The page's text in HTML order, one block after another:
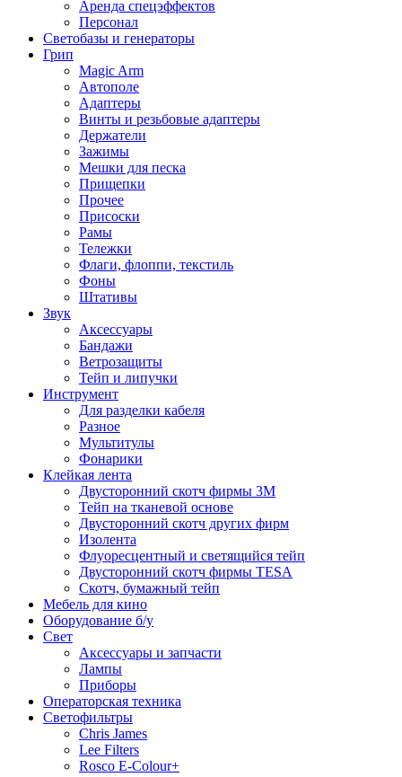
Аренда спецэффектов
Персонал
Светобазы и генераторы
Грип
Magic Arm
Автополе
Адаптеры
Винты и резьбовые адаптеры
Держатели
Зажимы
Мешки для песка
Прищепки
Прочее
Присоски
Рамы
Тележки
Флаги, флоппи, текстиль
Фоны
Штативы
Звук
Аксессуары
Бандажи
Ветрозащиты
Тейп и липучки
Инструмент
Для разделки кабеля
Разное
Мультитулы
Фонарики
Клейкая лента
Двусторонний скотч фирмы 3M
Тейп на тканевой основе
Двусторонний скотч других фирм
Изолента
Флуоресцентный и светящийся тейп
Двусторонний скотч фирмы TESA
Скотч, бумажный тейп
Мебель для кино
Оборудование б/у
Свет
Аксессуары и запчасти
Лампы
Приборы
Операторская техника
Светофильтры
Chris James
Lee Filters
Rosco E-Colour+